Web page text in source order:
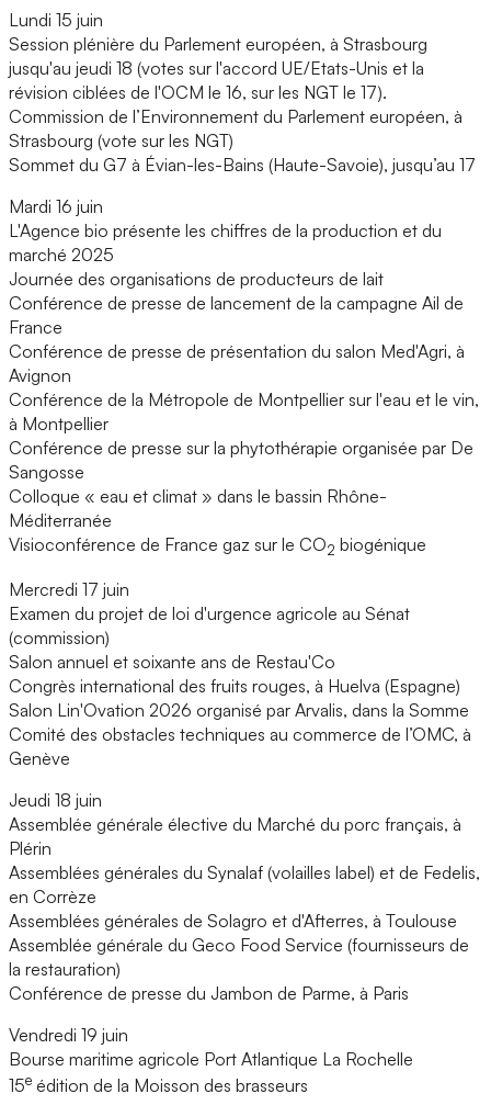
Lundi 15 juin
Session plénière du Parlement européen, à Strasbourg
jusqu'au jeudi 18 (votes sur l'accord UE/Etats-Unis et la
révision ciblées de l'OCM le 16, sur les NGT le 17).
Commission de l’Environnement du Parlement européen, à
Strasbourg (vote sur les NGT)
Sommet du G7 à Évian-les-Bains (Haute-Savoie), jusqu’au 17
Mardi 16 juin
L'Agence bio présente les chiffres de la production et du
marché 2025
Journée des organisations de producteurs de lait
Conférence de presse de lancement de la campagne Ail de
France
Conférence de presse de présentation du salon Med'Agri, à
Avignon
Conférence de la Métropole de Montpellier sur l'eau et le vin,
à Montpellier
Conférence de presse sur la phytothérapie organisée par De
Sangosse
Colloque « eau et climat » dans le bassin Rhône-
Méditerranée
Visioconférence de France gaz sur le CO2 biogénique
Mercredi 17 juin
Examen du projet de loi d'urgence agricole au Sénat
(commission)
Salon annuel et soixante ans de Restau'Co
Congrès international des fruits rouges, à Huelva (Espagne)
Salon Lin'Ovation 2026 organisé par Arvalis, dans la Somme
Comité des obstacles techniques au commerce de l’OMC, à
Genève
Jeudi 18 juin
Assemblée générale élective du Marché du porc français, à
Plérin
Assemblées générales du Synalaf (volailles label) et de Fedelis,
en Corrèze
Assemblées générales de Solagro et d'Afterres, à Toulouse
Assemblée générale du Geco Food Service (fournisseurs de
la restauration)
Conférence de presse du Jambon de Parme, à Paris
Vendredi 19 juin
Bourse maritime agricole Port Atlantique La Rochelle
15e édition de la Moisson des brasseurs